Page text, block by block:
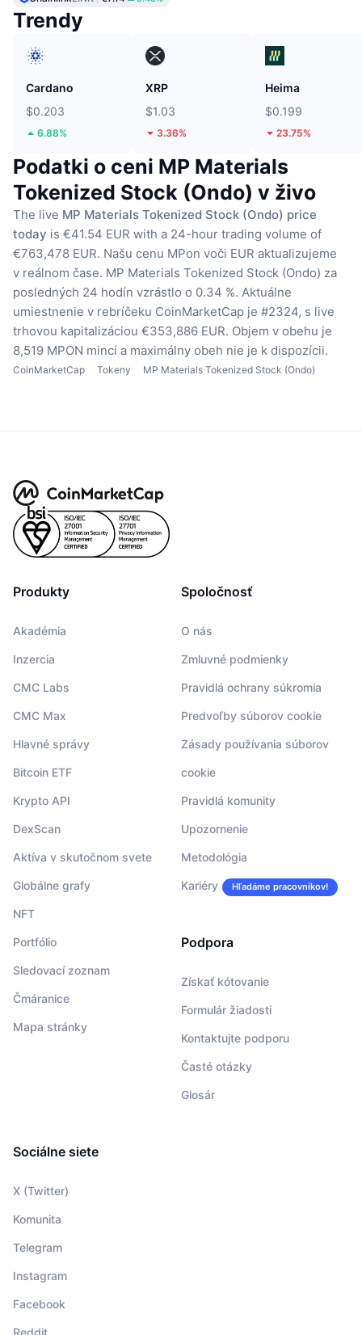
Trendy
Cardano
$0.203
6.88%
XRP
$1.03
3.36%
Heima
$0.199
23.75%
Podatki o ceni MP Materials
Tokenized Stock (Ondo) v živo
The live MP Materials Tokenized Stock (Ondo) price
today is €41.54 EUR with a 24-hour trading volume of
€763,478 EUR. Našu cenu MPon voči EUR aktualizujeme
v reálnom čase. MP Materials Tokenized Stock (Ondo) za
posledných 24 hodín vzrástlo o 0.34 %. Aktuálne
umiestnenie v rebríčeku CoinMarketCap je #2324, s live
trhovou kapitalizáciou €353,886 EUR. Objem v obehu je
8,519 MPON mincí a maximálny obeh nie je k dispozícii.
CoinMarketCap Tokeny MP Materials Tokenized Stock (Ondo)
Produkty
Akadémia
Inzercia
CMC Labs
CMC Max
Hlavné správy
Bitcoin ETF
Krypto API
DexScan
Aktíva v skutočnom svete
Globálne grafy
NFT
Portfólio
Sledovací zoznam
Čmáranice
Mapa stránky
Spoločnosť
O nás
Zmluvné podmienky
Pravidlá ochrany súkromia
Predvoľby súborov cookie
Zásady používania súborov
cookie
Pravidlá komunity
Upozornenie
Metodológia
Kariéry Hľadáme pracovníkov!
Podpora
Získať kótovanie
Formulár žiadosti
Kontaktujte podporu
Časté otázky
Glosár
Sociálne siete
X (Twitter)
Komunita
Telegram
Instagram
Facebook
Reddit